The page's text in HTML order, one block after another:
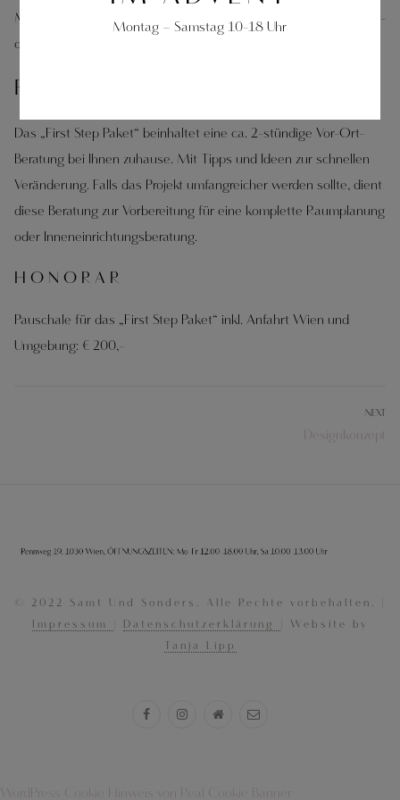
Manchmal braucht es aber auch ein Gesamtkonzept für die Neu-
oder Umgestaltung.
FIRST STEP PAKET
Das „First Step Paket“ beinhaltet eine ca. 2-stündige Vor-Ort-
Beratung bei Ihnen zuhause. Mit Tipps und Ideen zur schnellen
Veränderung. Falls das Projekt umfangreicher werden sollte, dient
diese Beratung zur Vorbereitung für eine komplette Raumplanung
oder Inneneinrichtungsberatung.
HONORAR
Pauschale für das „First Step Paket“ inkl. Anfahrt Wien und
Umgebung: € 200,-
NEXT
Next
Designkonzept
© 2022 Samt Und Sonders. Alle Rechte vorbehalten. |
Impressum
Datenschutzerklärung
| Website by
Tanja Lipp
Montag – Samstag 10-18 Uhr